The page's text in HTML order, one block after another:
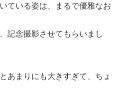
ている姿は、まるで優雅なお
記念撮影させてもらいまし
あまりにも大きすぎて、ちょ